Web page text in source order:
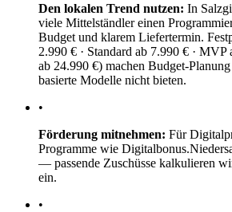
Den lokalen Trend nutzen: In
viele Mittelständler einen
Budget und klarem Liefertermin.
2.990 € · Standard ab 7.990 € · MVP
ab 24.990 €) machen Budget-
basierte Modelle nicht bieten.
•
Förderung mitnehmen: Für
Programme wie
— passende Zuschüsse kalkulieren
ein.
•